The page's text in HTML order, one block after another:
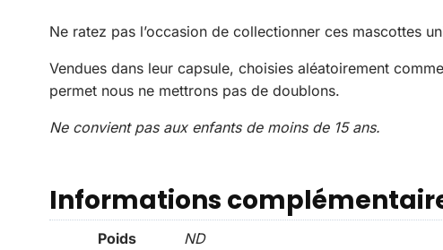
Ne ratez pas l’occasion de collectionner ces mascottes
Vendues dans leur capsule, choisies aléatoirement
permet nous ne mettrons pas de doublons.
Ne convient pas aux enfants de moins de 15 ans.
Informations
Poids ND